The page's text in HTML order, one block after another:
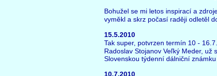
Bohužel se mi letos inspirací a
vyměkl a skrz počasí raději odletěl
15.5.2010
Tak super, potvrzen termín 10 -
Radoslav Stojanov Veľký Meder, už
Slovenskou týdenní dálniční
10.7.2010